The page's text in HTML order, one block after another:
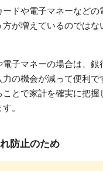
ドや電子マネーなどの
が増えているのではな
電子マネーの場合は、銀
の機会が減って便利で
とで家計を確実に把握
。
防止のため